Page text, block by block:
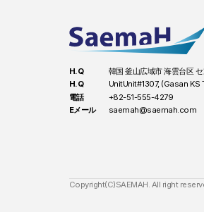
H.Q
韓国 釜山広域市 海雲台区
H.Q
UnitUnit#1307, (Gasan
電話
+82-51-555-4279
Eメール
saemah@saemah.com
Copyright(C)SAEMAH. All right